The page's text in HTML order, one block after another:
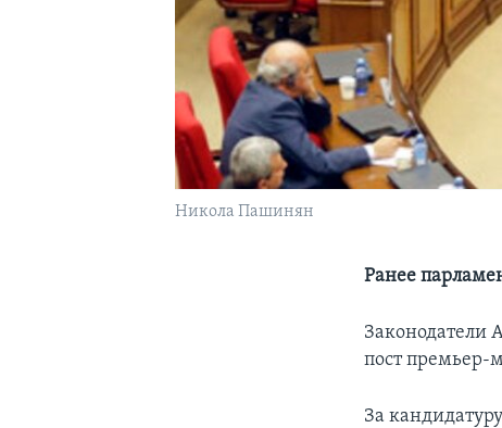
Никола Пашинян
Ранее
Законодатели
пост премьер-
За